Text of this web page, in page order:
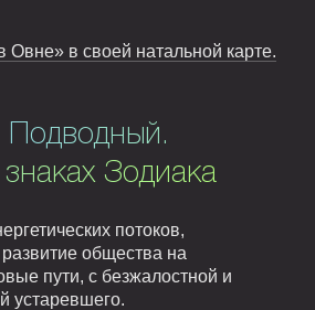
Овне» в своей натальной карте.
Подводный.
Зодиака
потоков,
общества на
пути, с безжалостной и
устаревшего.